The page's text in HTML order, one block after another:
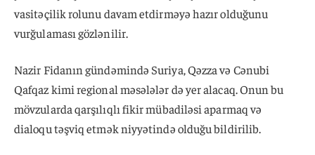
vasitəçilik rolunu davam etdirməyə hazır olduğunu
vurğulaması gözlənilir.
Nazir Fidanın gündəmində Suriya, Qəzza və Cənubi
Qafqaz kimi regional məsələlər də yer alacaq. Onun bu
mövzularda qarşılıqlı fikir mübadiləsi aparmaq və
dialoqu təşviq etmək niyyətində olduğu bildirilib.